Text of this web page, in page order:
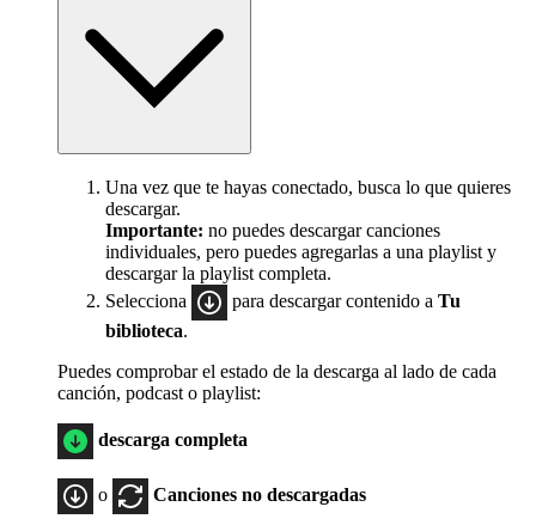
Una vez que te hayas conectado, busca lo que quieres
descargar.
Importante: no puedes descargar canciones
individuales, pero puedes agregarlas a una playlist y
descargar la playlist completa.
Selecciona
para descargar contenido a Tu
biblioteca.
Puedes comprobar el estado de la descarga al lado de cada
canción, podcast o playlist:
descarga completa
o Canciones no descargadas